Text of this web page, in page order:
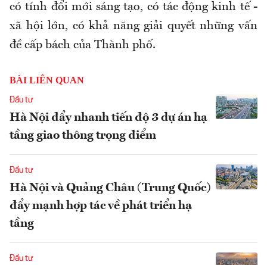
có tính đổi mới sáng tạo, có tác động kinh tế -
xã hội lớn, có khả năng giải quyết những vấn
đề cấp bách của Thành phố.
BÀI LIÊN QUAN
Đầu tư
Hà Nội đẩy nhanh tiến độ 3 dự án hạ
tầng giao thông trọng điểm
Đầu tư
Hà Nội và Quảng Châu (Trung Quốc)
đẩy mạnh hợp tác về phát triển hạ
tầng
Đầu tư